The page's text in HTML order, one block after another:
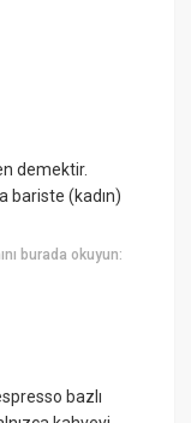
demektir.
bariste (kadın)
burada okuyun:
bazlı